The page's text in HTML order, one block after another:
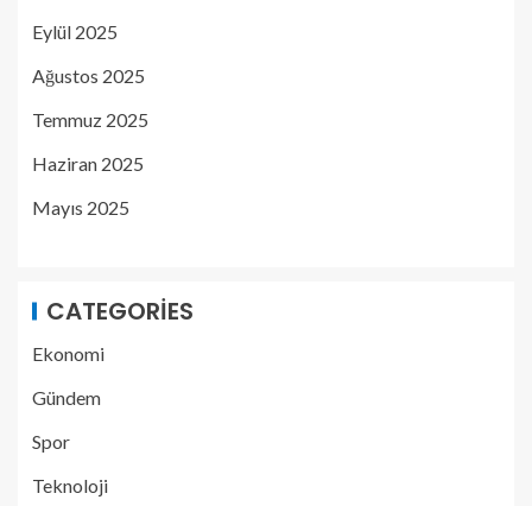
Eylül 2025
Ağustos 2025
Temmuz 2025
Haziran 2025
Mayıs 2025
CATEGORIES
Ekonomi
Gündem
Spor
Teknoloji